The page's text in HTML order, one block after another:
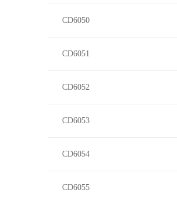
CD6050
CD6051
CD6052
CD6053
CD6054
CD6055